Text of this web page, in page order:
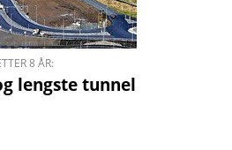
8 ÅR:
lengste tunnel